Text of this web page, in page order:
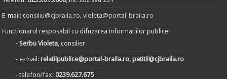
E-mail:consiliu@cjbraila.ro,violeta@portal-braila.ro
Functionarul resposabil cu difuzarea informatiilor publice:
- Serbu Violeta, consilier
- e-mail:relatiipublice@portal-braila.ro, petitii@cjbraila.ro
- telefon/fax:0239.627.675